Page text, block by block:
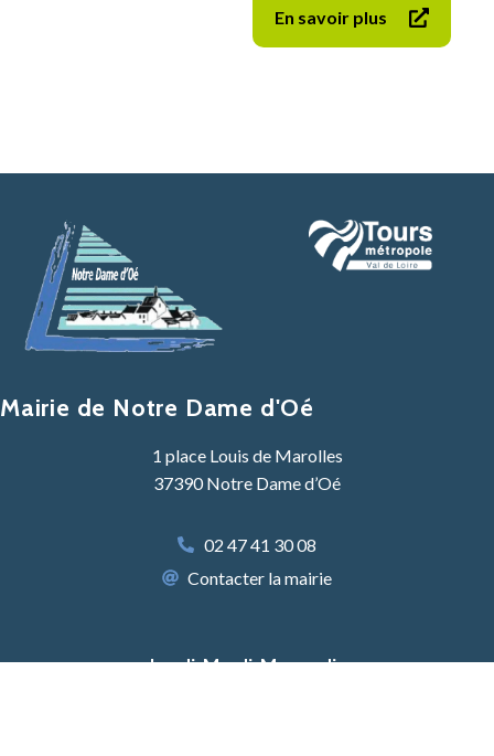
En savoir plus
Mairie de Notre Dame d'Oé
1 place Louis de Marolles
37390 Notre Dame d’Oé
02 47 41 30 08
Contacter la mairie
Lundi, Mardi, Mercredi :